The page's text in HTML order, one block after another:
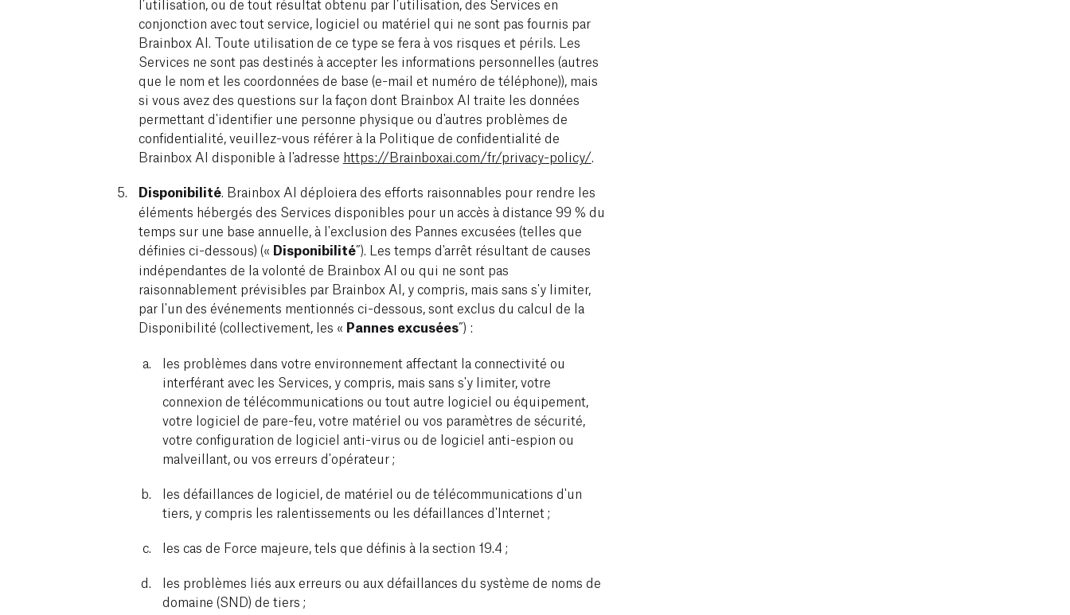
conjonction avec tout service, logiciel ou matériel qui ne sont pas fournis par
Brainbox AI. Toute utilisation de ce type se fera à vos risques et périls. Les
Services ne sont pas destinés à accepter les informations personnelles (autres
que le nom et les coordonnées de base (e-mail et numéro de téléphone)), mais
si vous avez des questions sur la façon dont Brainbox AI traite les données
permettant d'identifier une personne physique ou d'autres problèmes de
confidentialité, veuillez-vous référer à la Politique de confidentialité de
Brainbox AI disponible à l'adresse https://Brainboxai.com/fr/privacy-policy/.
Disponibilité. Brainbox AI déploiera des efforts raisonnables pour rendre les
éléments hébergés des Services disponibles pour un accès à distance 99 % du
temps sur une base annuelle, à l'exclusion des Pannes excusées (telles que
définies ci-dessous) (« Disponibilité”). Les temps d'arrêt résultant de causes
indépendantes de la volonté de Brainbox AI ou qui ne sont pas
raisonnablement prévisibles par Brainbox AI, y compris, mais sans s'y limiter,
par l'un des événements mentionnés ci-dessous, sont exclus du calcul de la
Disponibilité (collectivement, les « Pannes excusées”) :
les problèmes dans votre environnement affectant la connectivité ou
interférant avec les Services, y compris, mais sans s'y limiter, votre
connexion de télécommunications ou tout autre logiciel ou équipement,
votre logiciel de pare-feu, votre matériel ou vos paramètres de sécurité,
votre configuration de logiciel anti-virus ou de logiciel anti-espion ou
malveillant, ou vos erreurs d'opérateur ;
les défaillances de logiciel, de matériel ou de télécommunications d'un
tiers, y compris les ralentissements ou les défaillances d'Internet ;
les cas de Force majeure, tels que définis à la section 19.4 ;
les problèmes liés aux erreurs ou aux défaillances du système de noms de
domaine (SND) de tiers ;